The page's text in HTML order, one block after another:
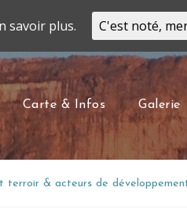
Carte & Infos Galerie
terroir & acteurs de
savoir plus. C'est noté,